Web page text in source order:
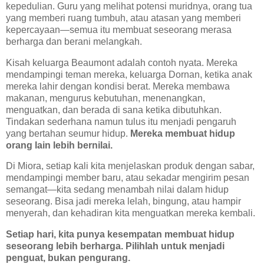
kepedulian. Guru yang melihat potensi muridnya, orang tua
yang memberi ruang tumbuh, atau atasan yang memberi
kepercayaan—semua itu membuat seseorang merasa
berharga dan berani melangkah.
Kisah keluarga Beaumont adalah contoh nyata. Mereka
mendampingi teman mereka, keluarga Dornan, ketika anak
mereka lahir dengan kondisi berat. Mereka membawa
makanan, mengurus kebutuhan, menenangkan,
menguatkan, dan berada di sana ketika dibutuhkan.
Tindakan sederhana namun tulus itu menjadi pengaruh
yang bertahan seumur hidup. Mereka membuat hidup
orang lain lebih bernilai.
Di Miora, setiap kali kita menjelaskan produk dengan sabar,
mendampingi member baru, atau sekadar mengirim pesan
semangat—kita sedang menambah nilai dalam hidup
seseorang. Bisa jadi mereka lelah, bingung, atau hampir
menyerah, dan kehadiran kita menguatkan mereka kembali.
Setiap hari, kita punya kesempatan membuat hidup
seseorang lebih berharga. Pilihlah untuk menjadi
penguat, bukan pengurang.